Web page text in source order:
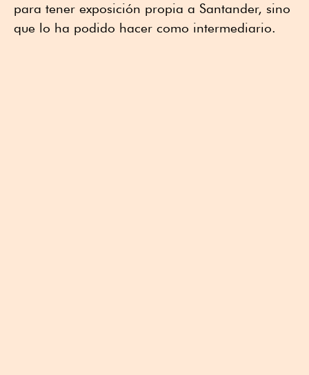
para tener exposición propia a Santander, sino
que lo ha podido hacer como intermediario.